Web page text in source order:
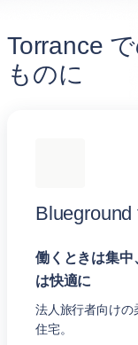
Torrance
ものに
働くときは集中
は快適に
法人旅行者向けの
住宅。